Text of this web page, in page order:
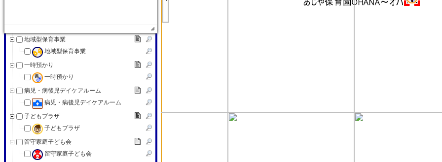
認可外保育施設
地域型保育事業
地域型保育事業
一時預かり
一時預かり
病児・病後児デイケアルーム
病児・病後児デイケアルーム
子どもプラザ
子どもプラザ
留守家庭子ども会
留守家庭子ども会